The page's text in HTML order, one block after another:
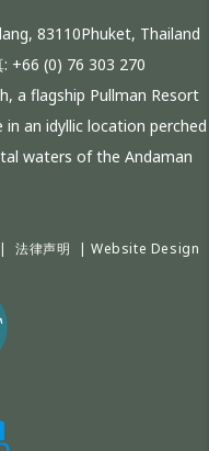
83110Phuket, Thailand
+66 (0) 76 303 270
a flagship Pullman Resort
an idyllic location perched
waters of the Andaman
|法律声明 | Website Design